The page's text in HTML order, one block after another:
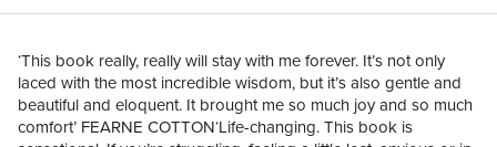
‘This book really, really will stay with me forever. It’s not only
laced with the most incredible wisdom, but it’s also gentle and
beautiful and eloquent. It brought me so much joy and so much
comfort’ FEARNE COTTON‘Life-changing. This book is